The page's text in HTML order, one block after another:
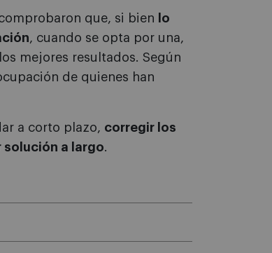
que, si bien
lo
, cuando se opta por una,
mejores resultados. Según
de quienes han
a corto plazo, corregir los
a largo.